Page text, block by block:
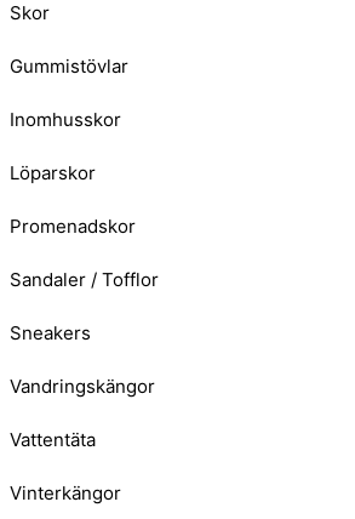
Skor
Gummistövlar
Inomhusskor
Löparskor
Promenadskor
Sandaler / Tofflor
Sneakers
Vandringskängor
Vattentäta
Vinterkängor